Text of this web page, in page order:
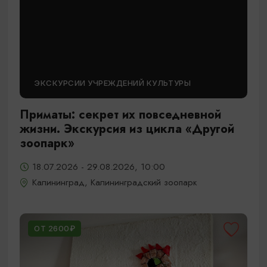
ЭКСКУРСИИ УЧРЕЖДЕНИЙ КУЛЬТУРЫ
Приматы: секрет их повседневной
жизни. Экскурсия из цикла «Другой
зоопарк»
18.07.2026 - 29.08.2026, 10:00
Калининград, Калининградский зоопарк
ОТ 2600₽